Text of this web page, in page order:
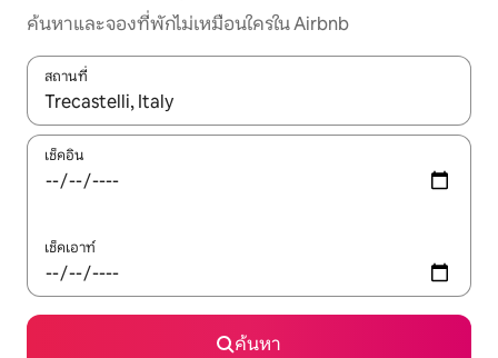
ค้นหาและจองที่พักไม่เหมือนใครใน Airbnb
สถานที่
ใช้ลูกศรขึ้นลง หรือใช้การสัมผัสหรือปัด เพื่อสำรวจผลการค้นหา
เช็คอิน
เช็คเอาท์
ค้นหา